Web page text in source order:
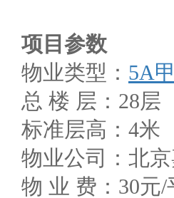
项目参数
物业类型： 5A
总 楼 层：28层
标准层高：4米
物业公司：北
物 业 费：30元/